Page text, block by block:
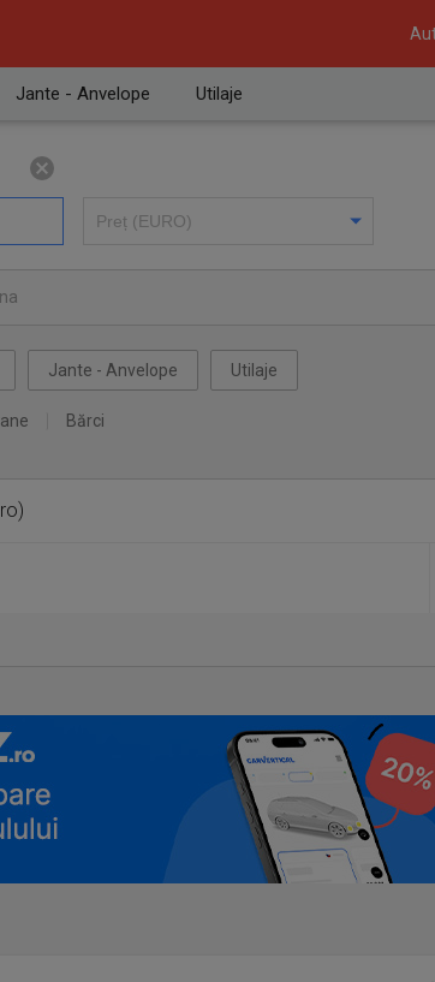
Jante - Anvelope Utilaje
Jante - Anvelope Utilaje
Bărci